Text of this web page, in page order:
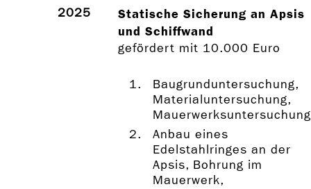
2025
Statische Sicherung an Apsis
und Schiffwand
gefördert mit 10.000 Euro
Baugrunduntersuchung,
Materialuntersuchung,
Mauerwerksuntersuchung
Anbau eines
Edelstahlringes an der
Apsis, Bohrung im
Mauerwerk,